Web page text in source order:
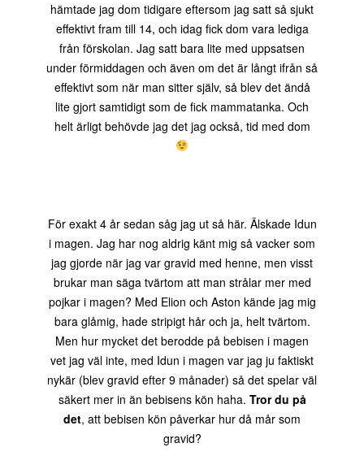
hämtade jag dom tidigare eftersom jag satt så sjukt
effektivt fram till 14, och idag fick dom vara lediga
från förskolan. Jag satt bara lite med uppsatsen
under förmiddagen och även om det är långt ifrån så
effektivt som när man sitter själv, så blev det ändå
lite gjort samtidigt som de fick mammatanka. Och
helt ärligt behövde jag det jag också, tid med dom
För exakt 4 år sedan såg jag ut så här. Älskade Idun
i magen. Jag har nog aldrig känt mig så vacker som
jag gjorde när jag var gravid med henne, men visst
brukar man säga tvärtom att man strålar mer med
pojkar i magen? Med Elion och Aston kände jag mig
bara glåmig, hade stripigt hår och ja, helt tvärtom.
Men hur mycket det berodde på bebisen i magen
vet jag väl inte, med Idun i magen var jag ju faktiskt
nykär (blev gravid efter 9 månader) så det spelar väl
säkert mer in än bebisens kön haha. Tror du på
det, att bebisen kön påverkar hur då mår som
gravid?